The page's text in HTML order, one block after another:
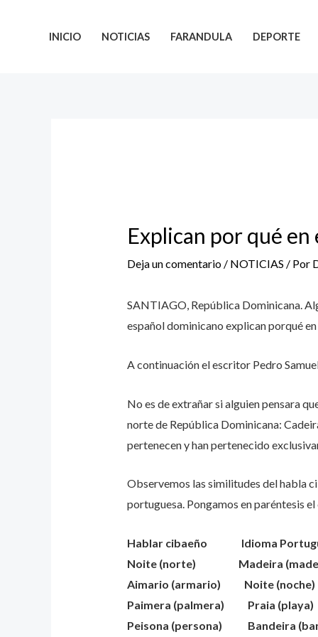
INICIO NOTICIAS FARANDULA DEPORTE
Explican por qué en
Deja un comentario / NOTICIAS / Por
SANTIAGO, República Dominicana.
español dominicano explican porqué
A continuación el escritor Pedro
No es de extrañar si alguien pensara
norte de República Dominicana:
pertenecen y han pertenecido
Observemos las similitudes del habla
portuguesa. Pongamos en paréntesis
Hablar cibaeño Idioma
Noite (norte) Madeira
Aimario (armario) Noite (noche)
Paimera (palmera) Praia (playa)
Peisona (persona) Bandeira